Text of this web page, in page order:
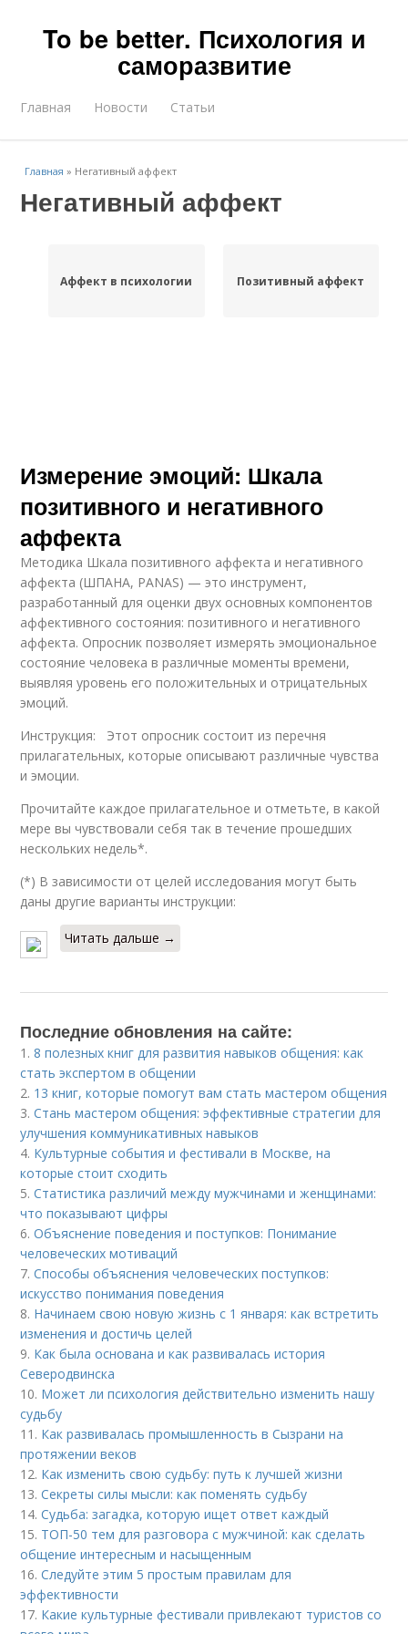
To be better. Психология и
саморазвитие
Главная Новости Статьи
Главная » Негативный аффект
Негативный аффект
Аффект в психологии Позитивный аффект
Измерение эмоций: Шкала
позитивного и негативного
аффекта
Методика Шкала позитивного аффекта и негативного
аффекта (ШПАНА, PANAS) — это инструмент,
разработанный для оценки двух основных компонентов
аффективного состояния: позитивного и негативного
аффекта. Опросник позволяет измерять эмоциональное
состояние человека в различные моменты времени,
выявляя уровень его положительных и отрицательных
эмоций.
Инструкция: Этот опросник состоит из перечня
прилагательных, которые описывают различные чувства
и эмоции.
Прочитайте каждое прилагательное и отметьте, в какой
мере вы чувствовали себя так в течение прошедших
нескольких недель*.
(*) В зависимости от целей исследования могут быть
даны другие варианты инструкции:
Читать дальше →
Последние обновления на сайте:
1.8 полезных книг для развития навыков общения: как
стать экспертом в общении
2. 13 книг, которые помогут вам стать мастером общения
3.Стань мастером общения: эффективные стратегии для
улучшения коммуникативных навыков
4. Культурные события и фестивали в Москве, на
которые стоит сходить
5.Статистика различий между мужчинами и женщинами:
что показывают цифры
6.Объяснение поведения и поступков: Понимание
человеческих мотиваций
7.Способы объяснения человеческих поступков:
искусство понимания поведения
8. Начинаем свою новую жизнь с 1 января: как встретить
изменения и достичь целей
9. Как была основана и как развивалась история
Северодвинска
10. Может ли психология действительно изменить нашу
судьбу
11. Как развивалась промышленность в Сызрани на
протяжении веков
12. Как изменить свою судьбу: путь к лучшей жизни
13.Секреты силы мысли: как поменять судьбу
14.Судьба: загадка, которую ищет ответ каждый
15. ТОП-50 тем для разговора с мужчиной: как сделать
общение интересным и насыщенным
16.Следуйте этим 5 простым правилам для
эффективности
17. Какие культурные фестивали привлекают туристов со